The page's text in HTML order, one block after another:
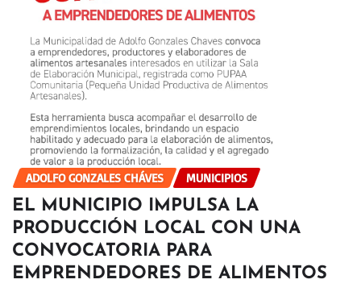
ADOLFO GONZALES CHÁVES MUNICIPIOS
EL MUNICIPIO IMPULSA LA
PRODUCCIÓN LOCAL CON UNA
CONVOCATORIA PARA
EMPRENDEDORES DE ALIMENTOS